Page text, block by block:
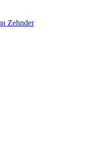
Zehnder